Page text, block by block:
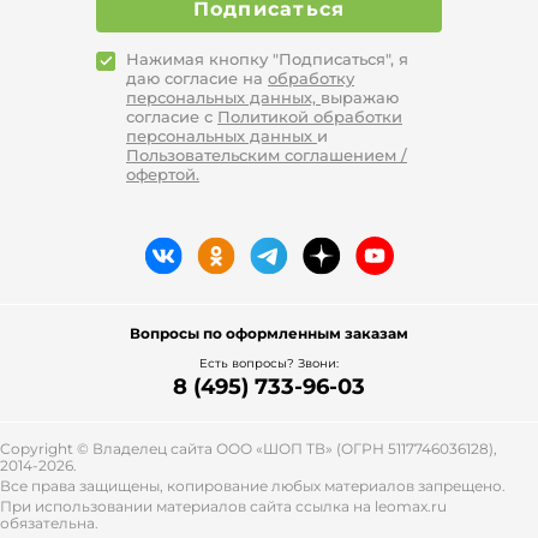
нарядами.
Водолазка-боди – практичная вещь
высокой комфортности, которая
отлично сочетается с
повседневной, спортивной
одеждой. Воротник и рукав могут
иметь различный размер. Одежда
хорошо сидит на теле, не
активных телодвижениях.
Водолазка-платье. Такие
хорошо облегают тело, не
расширяются в подоле, обладают
горловиной большой высоты.
Одежда для беременных. Вещь для
изготавливают по специальному
анатомические особенности
беременных. Ткань для такой
Подписаться
Нажимая кнопку "Подписаться", я
даю согласие на обработку
персональных данных, выражаю
согласие с Политикой обработки
персональных данных и
Пользовательским соглашением /
офертой.
Вопросы по оформленным заказам
Есть вопросы? Звони:
8 (495) 733-96-03
Copyright © Владелец сайта ООО «ШОП ТВ» (ОГРН 5117746036128),
2014-2026.
Все права защищены, копирование любых материалов запрещено.
При использовании материалов сайта ссылка на leomax.ru
обязательна.